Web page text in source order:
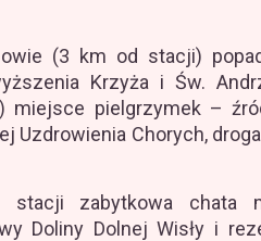
(3 km od stacji)
Krzyża i Św.
pielgrzymek –
Uzdrowienia Chorych,
zabytkowa chata
Doliny Dolnej Wisły i